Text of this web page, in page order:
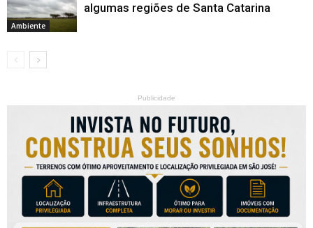
Ambiente
algumas regiões de Santa Catarina
Publicidade